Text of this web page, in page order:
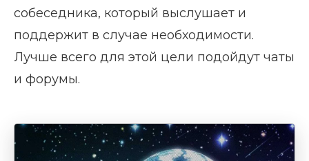
собеседника, который выслушает и
поддержит в случае необходимости.
Лучше всего для этой цели подойдут чаты
и форумы.